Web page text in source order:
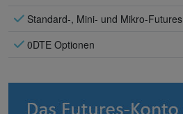
Standard-, Mini- und Mikro-Futures
0DTE Optionen